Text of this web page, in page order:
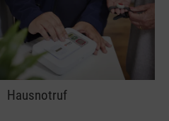
Hausnotruf